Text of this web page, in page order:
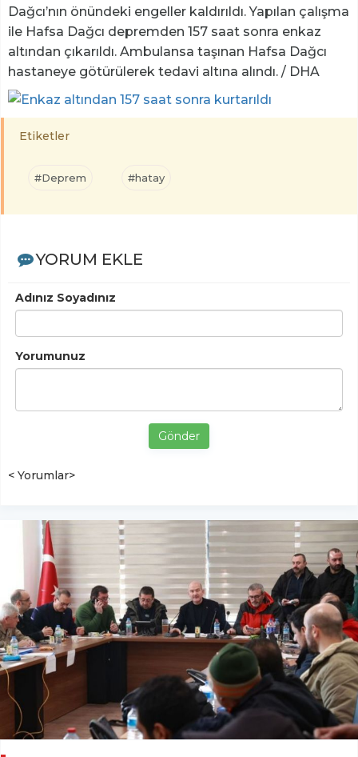
Dağcı’nın önündeki engeller kaldırıldı. Yapılan çalışma
ile Hafsa Dağcı depremden 157 saat sonra enkaz
altından çıkarıldı. Ambulansa taşınan Hafsa Dağcı
hastaneye götürülerek tedavi altına alındı. / DHA
Etiketler
#Deprem #hatay
YORUM EKLE
Adınız Soyadınız
Yorumunuz
Gönder
< Yorumlar>